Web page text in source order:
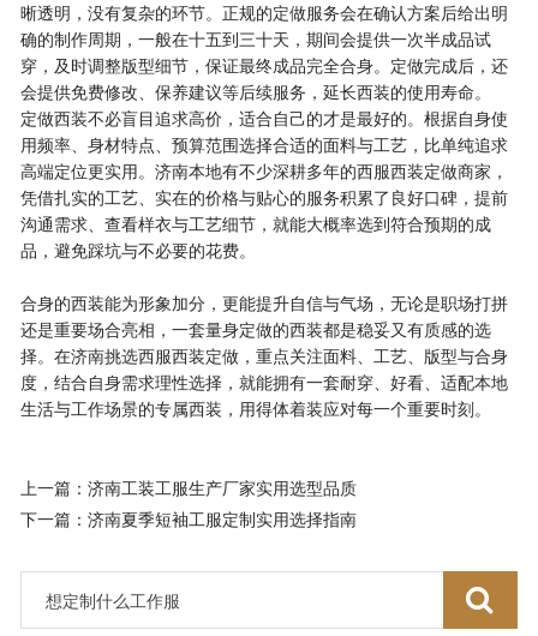
晰透明，没有复杂的环节。正规的定做服务会在确认方案后给出明
确的制作周期，一般在十五到三十天，期间会提供一次半成品试
穿，及时调整版型细节，保证最终成品完全合身。定做完成后，还
会提供免费修改、保养建议等后续服务，延长西装的使用寿命。
定做西装不必盲目追求高价，适合自己的才是最好的。根据自身使
用频率、身材特点、预算范围选择合适的面料与工艺，比单纯追求
高端定位更实用。济南本地有不少深耕多年的西服西装定做商家，
凭借扎实的工艺、实在的价格与贴心的服务积累了良好口碑，提前
沟通需求、查看样衣与工艺细节，就能大概率选到符合预期的成
品，避免踩坑与不必要的花费。
合身的西装能为形象加分，更能提升自信与气场，无论是职场打拼
还是重要场合亮相，一套量身定做的西装都是稳妥又有质感的选
择。在济南挑选西服西装定做，重点关注面料、工艺、版型与合身
度，结合自身需求理性选择，就能拥有一套耐穿、好看、适配本地
生活与工作场景的专属西装，用得体着装应对每一个重要时刻。
上一篇：济南工装工服生产厂家实用选型品质
下一篇：济南夏季短袖工服定制实用选择指南